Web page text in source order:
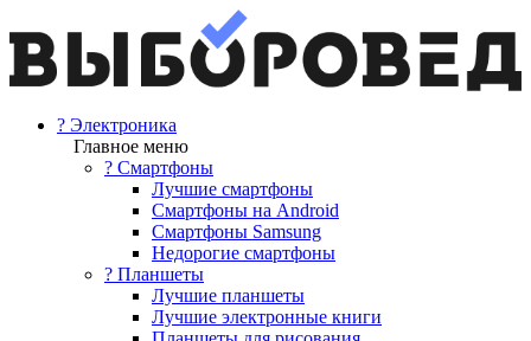
? Электроника
Главное меню
? Смартфоны
Лучшие смартфоны
Смартфоны на Android
Смартфоны Samsung
Недорогие смартфоны
? Планшеты
Лучшие планшеты
Лучшие электронные книги